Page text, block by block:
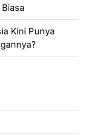
Kini Punya